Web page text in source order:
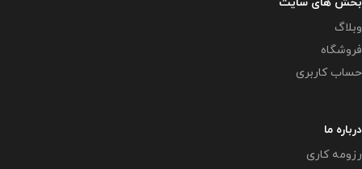
وبلاگ
فروشگاه
حساب کاربری
درباره ما
رزومه کاری